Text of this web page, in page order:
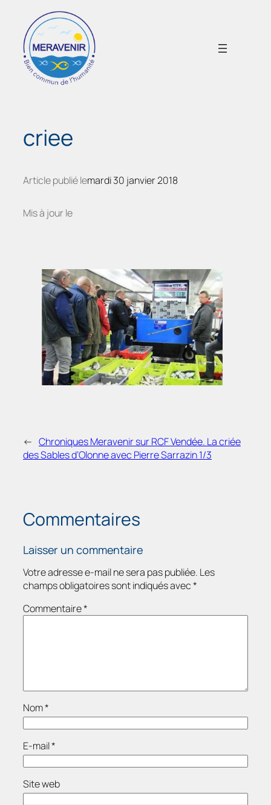
contenu
criee
Article publié lemardi 30 janvier 2018
Mis à jour le
← Chroniques Meravenir sur RCF Vendée. La criée
des Sables d’Olonne avec Pierre Sarrazin 1/3
Commentaires
Laisser un commentaire
Votre adresse e-mail ne sera pas publiée. Les
champs obligatoires sont indiqués avec*
Commentaire*
Nom*
E-mail*
Site web